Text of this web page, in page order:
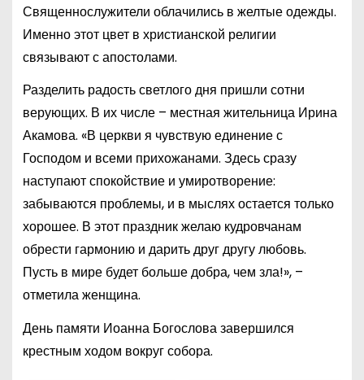
Священнослужители облачились в желтые одежды.
Именно этот цвет в христианской религии
связывают с апостолами.
Разделить радость светлого дня пришли сотни
верующих. В их числе – местная жительница Ирина
Акамова. «В церкви я чувствую единение с
Господом и всеми прихожанами. Здесь сразу
наступают спокойствие и умиротворение:
забываются проблемы, и в мыслях остается только
хорошее. В этот праздник желаю кудровчанам
обрести гармонию и дарить друг другу любовь.
Пусть в мире будет больше добра, чем зла!», –
отметила женщина.
День памяти Иоанна Богослова завершился
крестным ходом вокруг собора.